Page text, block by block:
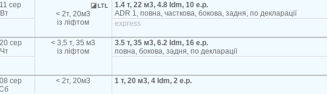
сер
< 2т, 20м3
із ліфтом
1.4 т, 22 м3, 4.8 ldm, 10 e.p.
ADR 1, повна, часткова, бокова, задня, по декларації
express
сер
< 3,5 т, 35 м3
із ліфтом
3.5 т, 35 м3, 6.2 ldm, 16 e.p.
повна, бокова, задня, по декларації
сер
< 2т, 20м3
1 т, 20 м3, 4 ldm, 2 e.p.